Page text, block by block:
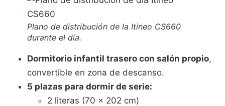
Plano de distribución de la Itineo CS660
durante el día.
Dormitorio infantil trasero con salón propio,
convertible en zona de descanso.
5 plazas para dormir de serie:
2 literas (70 x 202 cm)